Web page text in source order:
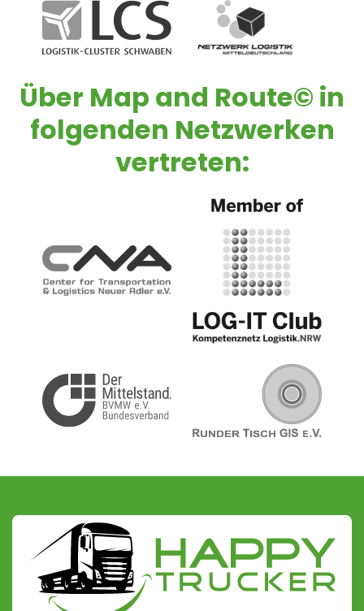
Über Map and Route© in
folgenden Netzwerken
vertreten: